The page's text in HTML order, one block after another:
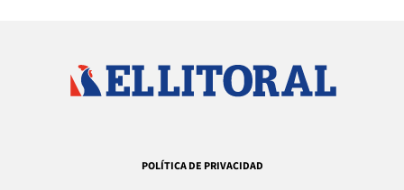
POLÍTICA DE PRIVACIDAD